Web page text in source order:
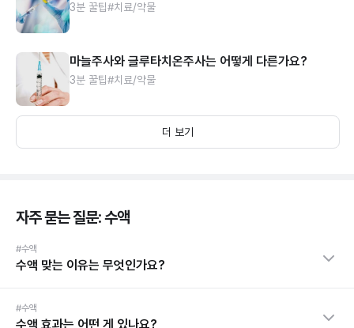
3분 꿀팁#치료/약물
마늘주사와 글루타치온주사는 어떻게 다른가요?
3분 꿀팁#치료/약물
더 보기
자주 묻는 질문: 수액
#수액
수액 맞는 이유는 무엇인가요?
#수액
수액 효과는 어떤 게 있나요?